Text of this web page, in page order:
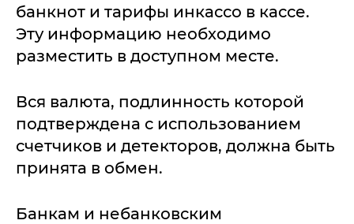
банкнот и тарифы инкассо в кассе.
Эту информацию необходимо
разместить в доступном месте.
Вся валюта, подлинность которой
подтверждена с использованием
счетчиков и детекторов, должна быть
принята в обмен.
Банкам и небанковским